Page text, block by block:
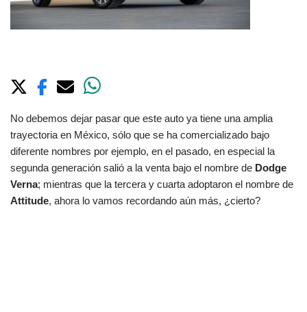
No debemos dejar pasar que este auto ya tiene una amplia
trayectoria en México, sólo que se ha comercializado bajo
diferente nombres por ejemplo, en el pasado, en especial la
segunda generación salió a la venta bajo el nombre de Dodge
Verna; mientras que la tercera y cuarta adoptaron el nombre de
Attitude, ahora lo vamos recordando aún más, ¿cierto?